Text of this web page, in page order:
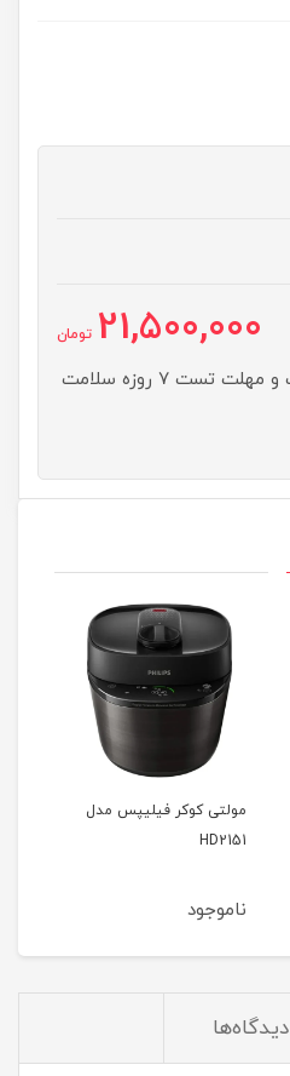
21,500,000 تومان
ضمانت مادام العمر اصالت و مهلت تست ۷ روزه سلامت
مولتی کوکر فیلیپس مدل
HD2151
ناموجود
دیدگاه‌ها